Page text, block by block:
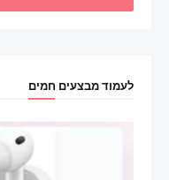
לעמוד מבצעים חמים